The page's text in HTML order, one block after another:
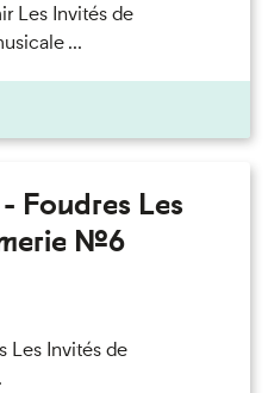
Les Invités de
...
Foudres Les
n°6
Les Invités de